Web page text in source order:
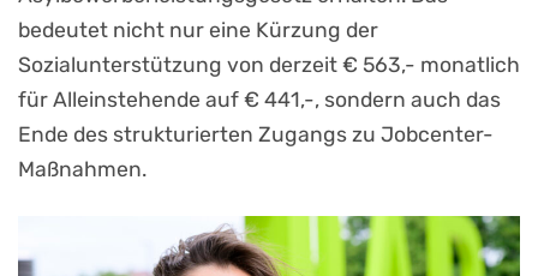
bedeutet nicht nur eine Kürzung der
Sozialunterstützung von derzeit € 563,- monatlich
für Alleinstehende auf € 441,-, sondern auch das
Ende des strukturierten Zugangs zu Jobcenter-
Maßnahmen.